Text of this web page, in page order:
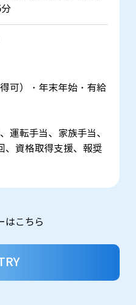
可）・年末年始・有給
運転手当、家族手当、
、資格取得支援、報奨
はこちら